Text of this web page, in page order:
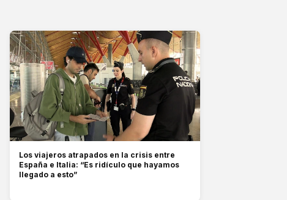
Los viajeros atrapados en la crisis entre
España e Italia: “Es ridículo que hayamos
llegado a esto”